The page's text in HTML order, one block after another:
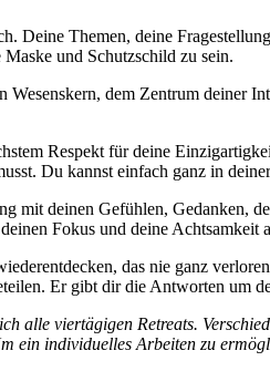
Deine Themen, deine
und Schutzschild zu sein.
Wesenskern, dem Zentrum deiner
Respekt für deine
Du kannst einfach ganz in
mit deinen Gefühlen, Gedanken,
Fokus und deine Achtsamkeit
das nie ganz
Er gibt dir die Antworten um
alle viertägigen Retreats.
ein individuelles Arbeiten zu